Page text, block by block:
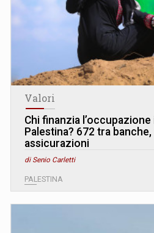
Valori
Chi finanzia l’occupazione
Palestina? 672 tra
assicurazioni
di Senio Carletti
PALESTINA